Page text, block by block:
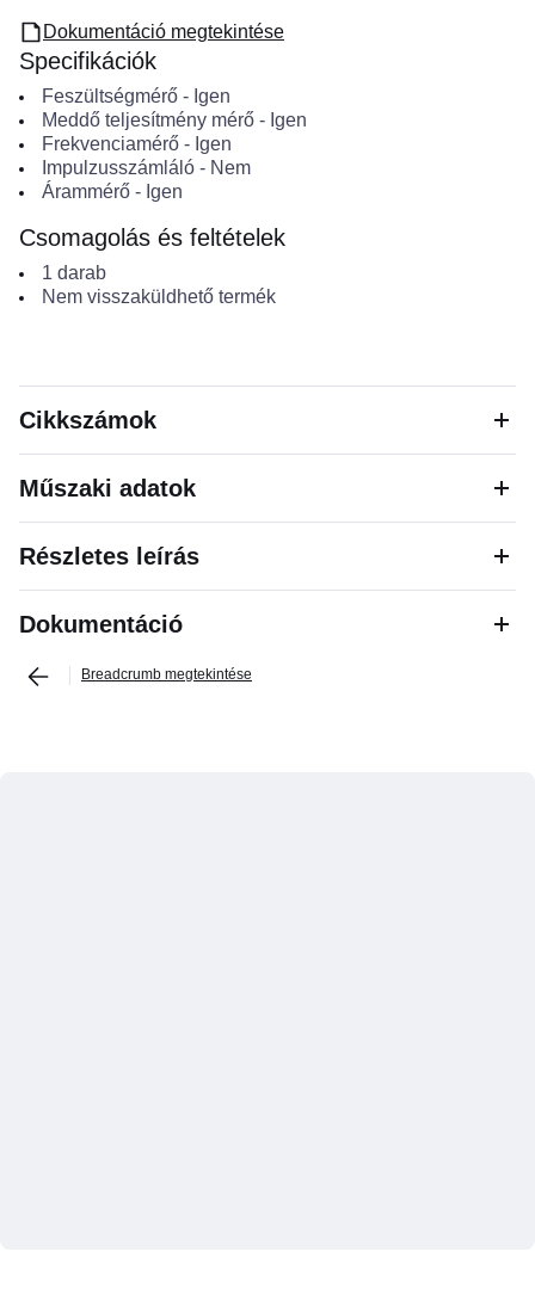
Dokumentáció megtekintése
Specifikációk
Feszültségmérő- Igen
Meddő teljesítmény mérő- Igen
Frekvenciamérő- Igen
Impulzusszámláló- Nem
Árammérő- Igen
Csomagolás és feltételek
1 darab
Nem visszaküldhető termék
Cikkszámok
Műszaki adatok
Részletes leírás
Dokumentáció
Breadcrumb megtekintése